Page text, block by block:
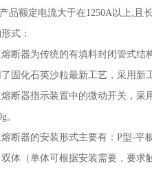
品额定电流大于在1250A以上, 且
式：
断器为传统的有填料封闭管式结
固化石英沙粒最新工艺，采用新
断器指示装置中的微动开关，采
。
断器的安装形式主要有： P型-平
体（单体可根据安装需要，要求